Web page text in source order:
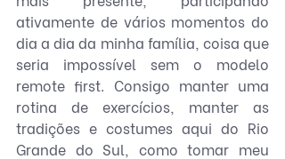
ativamente de vários momentos do
dia a dia da minha família, coisa que
seria impossível sem o modelo
remote first. Consigo manter uma
rotina de exercícios, manter as
tradições e costumes aqui do Rio
Grande do Sul, como tomar meu